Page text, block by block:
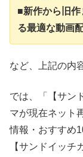
■新作から旧
る最適な動画
など、上記の内
では、「【サン
マが現在ネット
情報・おすすめ
【サンドイッ